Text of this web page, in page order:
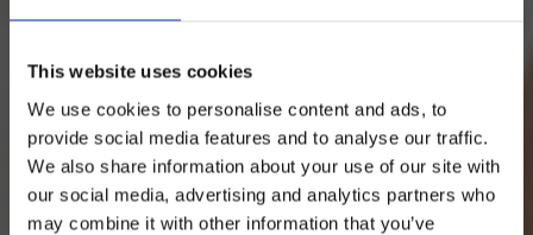
This website uses cookies
We use cookies to personalise content and ads, to
provide social media features and to analyse our traffic.
We also share information about your use of our site with
our social media, advertising and analytics partners who
may combine it with other information that you’ve